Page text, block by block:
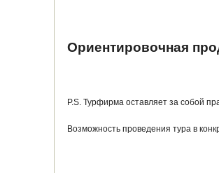
Ориентировочная
P.S. Турфирма оставляет за собой
Возможность проведения тура в